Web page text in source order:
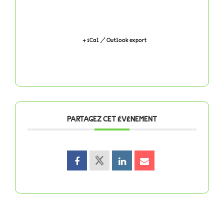
+ iCal / Outlook export
PARTAGEZ CET ÉVÉNEMENT